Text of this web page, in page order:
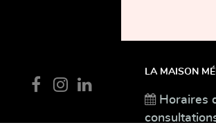
LA MAISON
Horaires